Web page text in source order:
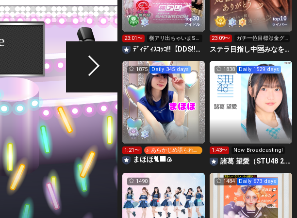
top30
アイドル
23:01〜
横アリ出ちゃいまSH
OWROOM参加中‼️🩷ﾃﾞｨﾃﾞｨｽｺｯｺ!!【DDS!!】ガチイベ参加中‼️
top10
ライバー
23:09〜
ガチ一位目標🥇金グ
リ🌟新ギフト🎁
ステラ目指し中🆘みなをアワードへ連れてって😭🙏
1875 Daily 345 days
1:21〜
♪ あらかじめ語られる
ロマンス
まほほ🐈‍⬛🍙
1838 Daily 1529 days
1:43〜 Now Broadcasting!
諸葛 望愛（STU48 2.5期生）
1490 1484 Daily 673 days